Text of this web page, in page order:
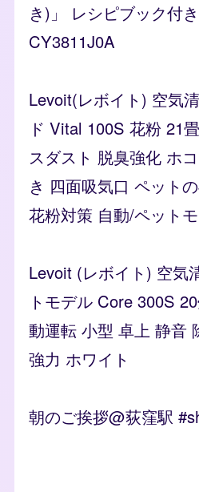
き)」 レシピブック付
CY3811J0A
Levoit(レボイト) 空気
ド Vital 100S 花粉 21
スダスト 脱臭強化 ホ
き 四面吸気口 ペット
花粉対策 自動/ペット
Levoit (レボイト) 空気
トモデル Core 300S
動運転 小型 卓上 静音
強力 ホワイト
朝のご挨拶@荻窪駅